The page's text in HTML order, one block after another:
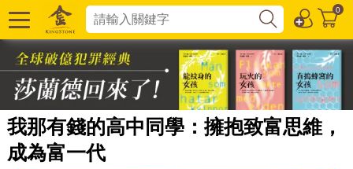
0
我那有錢的高中同學：擁抱致富思維，
成為富一代